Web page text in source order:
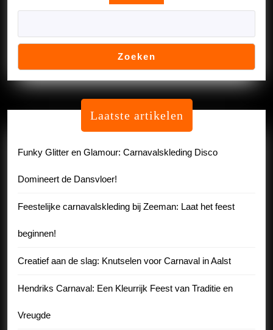
Zoeken
Laatste artikelen
Funky Glitter en Glamour: Carnavalskleding Disco
Domineert de Dansvloer!
Feestelijke carnavalskleding bij Zeeman: Laat het feest
beginnen!
Creatief aan de slag: Knutselen voor Carnaval in Aalst
Hendriks Carnaval: Een Kleurrijk Feest van Traditie en
Vreugde